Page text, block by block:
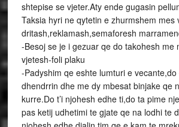
shtepise se vjeter.Aty ende gugasin
Taksia hyri ne qytetin e zhurmshem mes
dritash,reklamash,semaforesh
-Besoj se je i gezuar qe do takohesh me
vjetesh-foli plaku
-Padyshim qe eshte lumturi e
dhendrrin dhe me dy mbesat binjake qe
kurre.Do t’i njohesh edhe ti,do ta pime
pas ketij udhetimi te gjate qe na lodhi te